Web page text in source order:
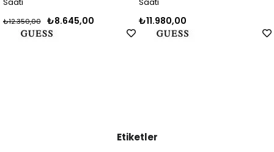
₺8.645,00 ₺11.980,00
Etiketler